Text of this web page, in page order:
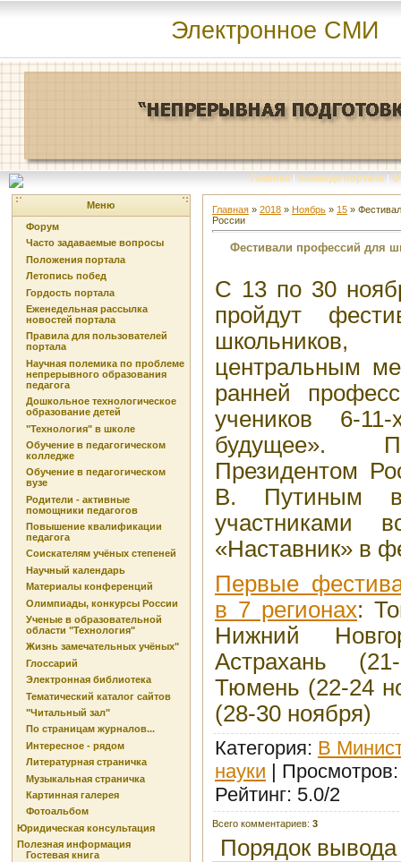
Электронное СМИ
Главная | Команда портала | О
Меню
Форум
Часто задаваемые вопросы
Положения портала
Летопись побед
Гордость портала
Еженедельная рассылка
новостей портала
Правила для пользователей
портала
Научная полемика по проблеме
непрерывного образования
педагога
Дошкольное технологическое
образование детей
"Технология" в школе
Обучение в педагогическом
колледже
Обучение в педагогическом
вузе
Родители - активные
помощники педагогов
Повышение квалификации
педагога
Соискателям учёных степеней
Научный календарь
Материалы конференций
Олимпиады, конкурсы России
Ученые в образовательной
области "Технология"
Жизнь замечательных учёных"
Глоссарий
Электронная библиотека
Тематический каталог сайтов
"Читальный зал"
По страницам журналов...
Интересное - рядом
Литературная страничка
Музыкальная страничка
Картинная галерея
Фотоальбом
Юридическая консультация
Полезная информация
Гостевая книга
Главная » 2018 » Ноябрь » 15 »
России
Фестивали профессий для
С 13 по 30
пройдут
центральным
ранней
учеников 6-
будущее».
Президентом
В. Путиным
участниками
«Наставник» в
Первые
в 7 регионах:
Нижний
Астрахань
Тюмень (22-24
(28-30 ноября)
Категория: В
науки | Просмотров
Рейтинг: 5.0/2
Всего комментариев: 3
Порядок